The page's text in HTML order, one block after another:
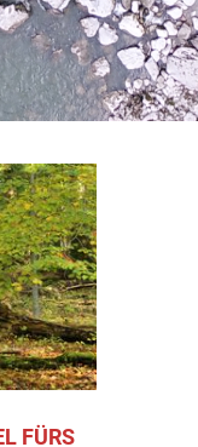
FÜRS